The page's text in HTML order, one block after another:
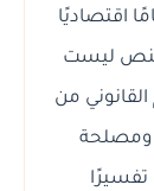
اقتصاديًا
النص ليست
القانوني من
ومصلحة